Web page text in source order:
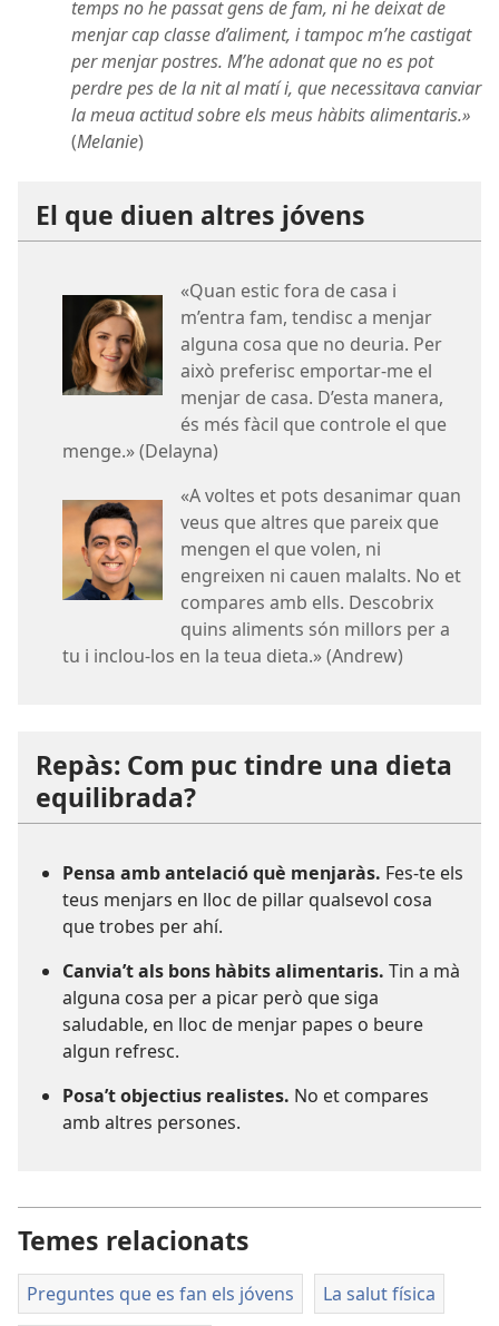
temps no he passat gens de fam, ni he deixat de
menjar cap classe d’aliment, i tampoc m’he castigat
per menjar postres. M’he adonat que no es pot
perdre pes de la nit al matí i, que necessitava canviar
la meua actitud sobre els meus hàbits alimentaris.»
(Melanie)
El que diuen altres jóvens
«Quan estic fora de casa i
m’entra fam, tendisc a menjar
alguna cosa que no deuria. Per
això preferisc emportar-me el
menjar de casa. D’esta manera,
és més fàcil que controle el que
menge.» (Delayna)
«A voltes et pots desanimar quan
veus que altres que pareix que
mengen el que volen, ni
engreixen ni cauen malalts. No et
compares amb ells. Descobrix
quins aliments són millors per a
tu i inclou-los en la teua dieta.» (Andrew)
Repàs: Com puc tindre una dieta
equilibrada?
Pensa amb antelació què menjaràs. Fes-te els
teus menjars en lloc de pillar qualsevol cosa
que trobes per ahí.
Canvia’t als bons hàbits alimentaris. Tin a mà
alguna cosa per a picar però que siga
saludable, en lloc de menjar papes o beure
algun refresc.
Posa’t objectius realistes. No et compares
amb altres persones.
Temes relacionats
Preguntes que es fan els jóvens La salut física